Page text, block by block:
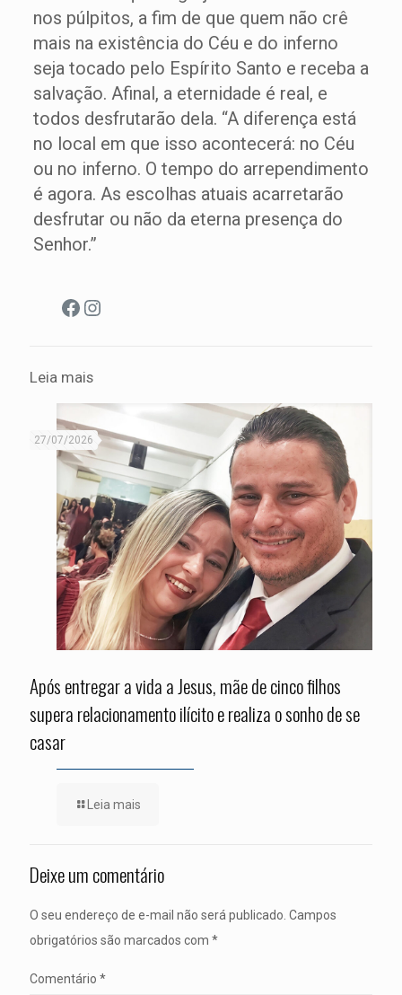
nos púlpitos, a fim de que quem não crê
mais na existência do Céu e do inferno
seja tocado pelo Espírito Santo e receba a
salvação. Afinal, a eternidade é real, e
todos desfrutarão dela. “A diferença está
no local em que isso acontecerá: no Céu
ou no inferno. O tempo do arrependimento
é agora. As escolhas atuais acarretarão
desfrutar ou não da eterna presença do
Senhor.”
Facebook
Instagram
Leia mais
27/07/2026
Após entregar a vida a Jesus, mãe de cinco filhos
supera relacionamento ilícito e realiza o sonho de se
casar
Leia mais
Deixe um comentário
O seu endereço de e-mail não será publicado. Campos
obrigatórios são marcados com *
Comentário *